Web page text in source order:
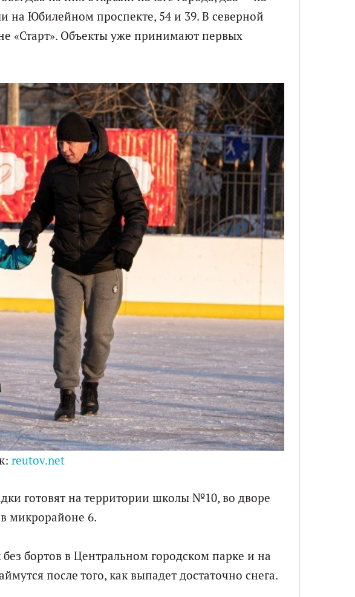
на Юбилейном проспекте, 54 и 39. В северной
«Старт». Объекты уже принимают первых
reutov.net
готовят на территории школы №10, во дворе
микрорайоне 6.
бортов в Центральном городском парке и на
после того, как выпадет достаточно снега.